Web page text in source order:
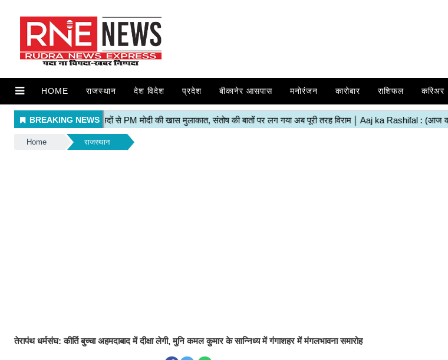
HOME राजस्थान देश विदेश प्रदेश बीकानेर आसपास मनोरंजन कारोबार राशिफल करिअर
Home राजस्थान
तेरापंथ धर्मसंघ: कीर्ति बुच्चा अहमदाबाद में दीक्षा लेगी, मुनि कमल कुमार के सान्निध्य में गंगाशहर में मंगलभावना समारोह